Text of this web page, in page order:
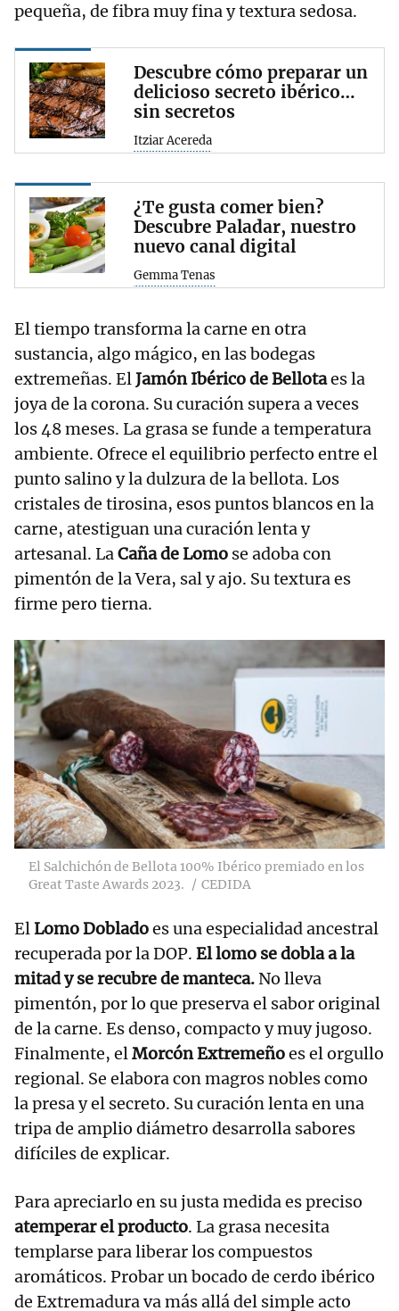
pequeña, de fibra muy fina y textura sedosa.
Descubre cómo preparar un
delicioso secreto ibérico…
sin secretos
Itziar Acereda
¿Te gusta comer bien?
Descubre Paladar, nuestro
nuevo canal digital
Gemma Tenas
El tiempo transforma la carne en otra
sustancia, algo mágico, en las bodegas
extremeñas. ElJamón Ibérico de Bellotaes la
joya de la corona. Su curación supera a veces
los 48 meses. La grasa se funde a temperatura
ambiente. Ofrece el equilibrio perfecto entre el
punto salino y la dulzura de la bellota. Los
cristales de tirosina, esos puntos blancos en la
carne, atestiguan una curación lenta y
artesanal. LaCaña de Lomo se adoba con
pimentón de la Vera, sal y ajo. Su textura es
firme pero tierna.
El Salchichón de Bellota 100% Ibérico premiado en los
Great Taste Awards 2023.
CEDIDA
ElLomo Dobladoes una especialidad ancestral
recuperada por la DOP. El lomo se dobla a la
mitad y se recubre de manteca. No lleva
pimentón, por lo que preserva el sabor original
de la carne. Es denso, compacto y muy jugoso.
Finalmente, elMorcón Extremeñoes el orgullo
regional. Se elabora con magros nobles como
la presa y el secreto. Su curación lenta en una
tripa de amplio diámetro desarrolla sabores
difíciles de explicar.
Para apreciarlo en su justa medida es preciso
atemperar el producto. La grasa necesita
templarse para liberar los compuestos
aromáticos. Probar un bocado de cerdo ibérico
de Extremadura va más allá del simple acto